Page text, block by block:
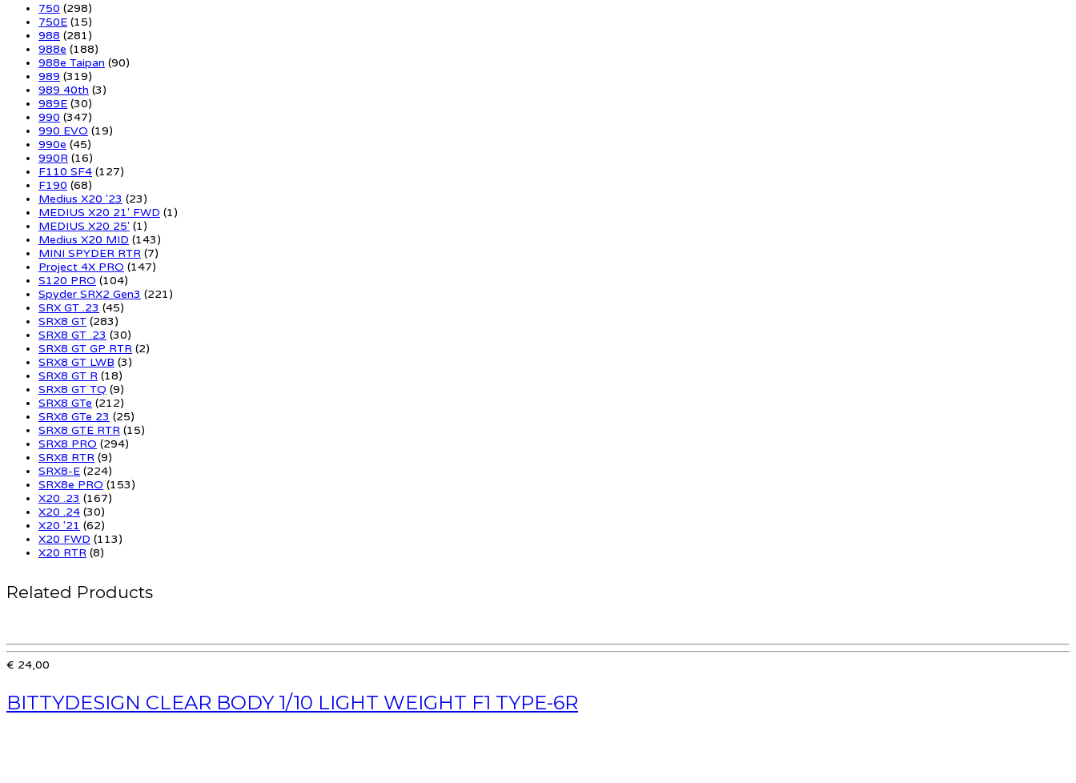
750 (298)
750E (15)
988 (281)
988e (188)
988e Taipan (90)
989 (319)
989 40th (3)
989E (30)
990 (347)
990 EVO (19)
990e (45)
990R (16)
F110 SF4 (127)
F190 (68)
Medius X20 '23 (23)
MEDIUS X20 21' FWD (1)
MEDIUS X20 25' (1)
Medius X20 MID (143)
MINI SPYDER RTR (7)
Project 4X PRO (147)
S120 PRO (104)
Spyder SRX2 Gen3 (221)
SRX GT .23 (45)
SRX8 GT (283)
SRX8 GT .23 (30)
SRX8 GT GP RTR (2)
SRX8 GT LWB (3)
SRX8 GT R (18)
SRX8 GT TQ (9)
SRX8 GTe (212)
SRX8 GTe 23 (25)
SRX8 GTE RTR (15)
SRX8 PRO (294)
SRX8 RTR (9)
SRX8-E (224)
SRX8e PRO (153)
X20 .23 (167)
X20 .24 (30)
X20 '21 (62)
X20 FWD (113)
X20 RTR (8)
Related Products
€ 24,00
BITTYDESIGN CLEAR BODY 1/10 LIGHT WEIGHT F1 TYPE-6R